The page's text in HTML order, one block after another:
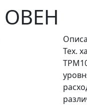
ОВЕН
Тех.